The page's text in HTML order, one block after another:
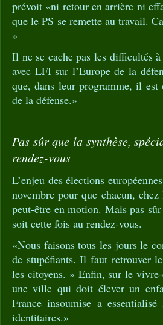
prévoit «ni retour en arrière ni
que le PS se remette au travail.
»
Il ne se cache pas les difficultés
avec LFI sur l’Europe de la
que, dans leur programme, il
de la défense.»
Pas sûr que la synthèse,
rendez-vous
L’enjeu des élections
novembre pour que chacun,
peut-être en motion. Mais pas
soit cette fois au rendez-vous.
«Nous faisons tous les jours le
de stupéfiants. Il faut retrouver
les citoyens. » Enfin, sur le
une ville qui doit élever un
France insoumise a
identitaires.»